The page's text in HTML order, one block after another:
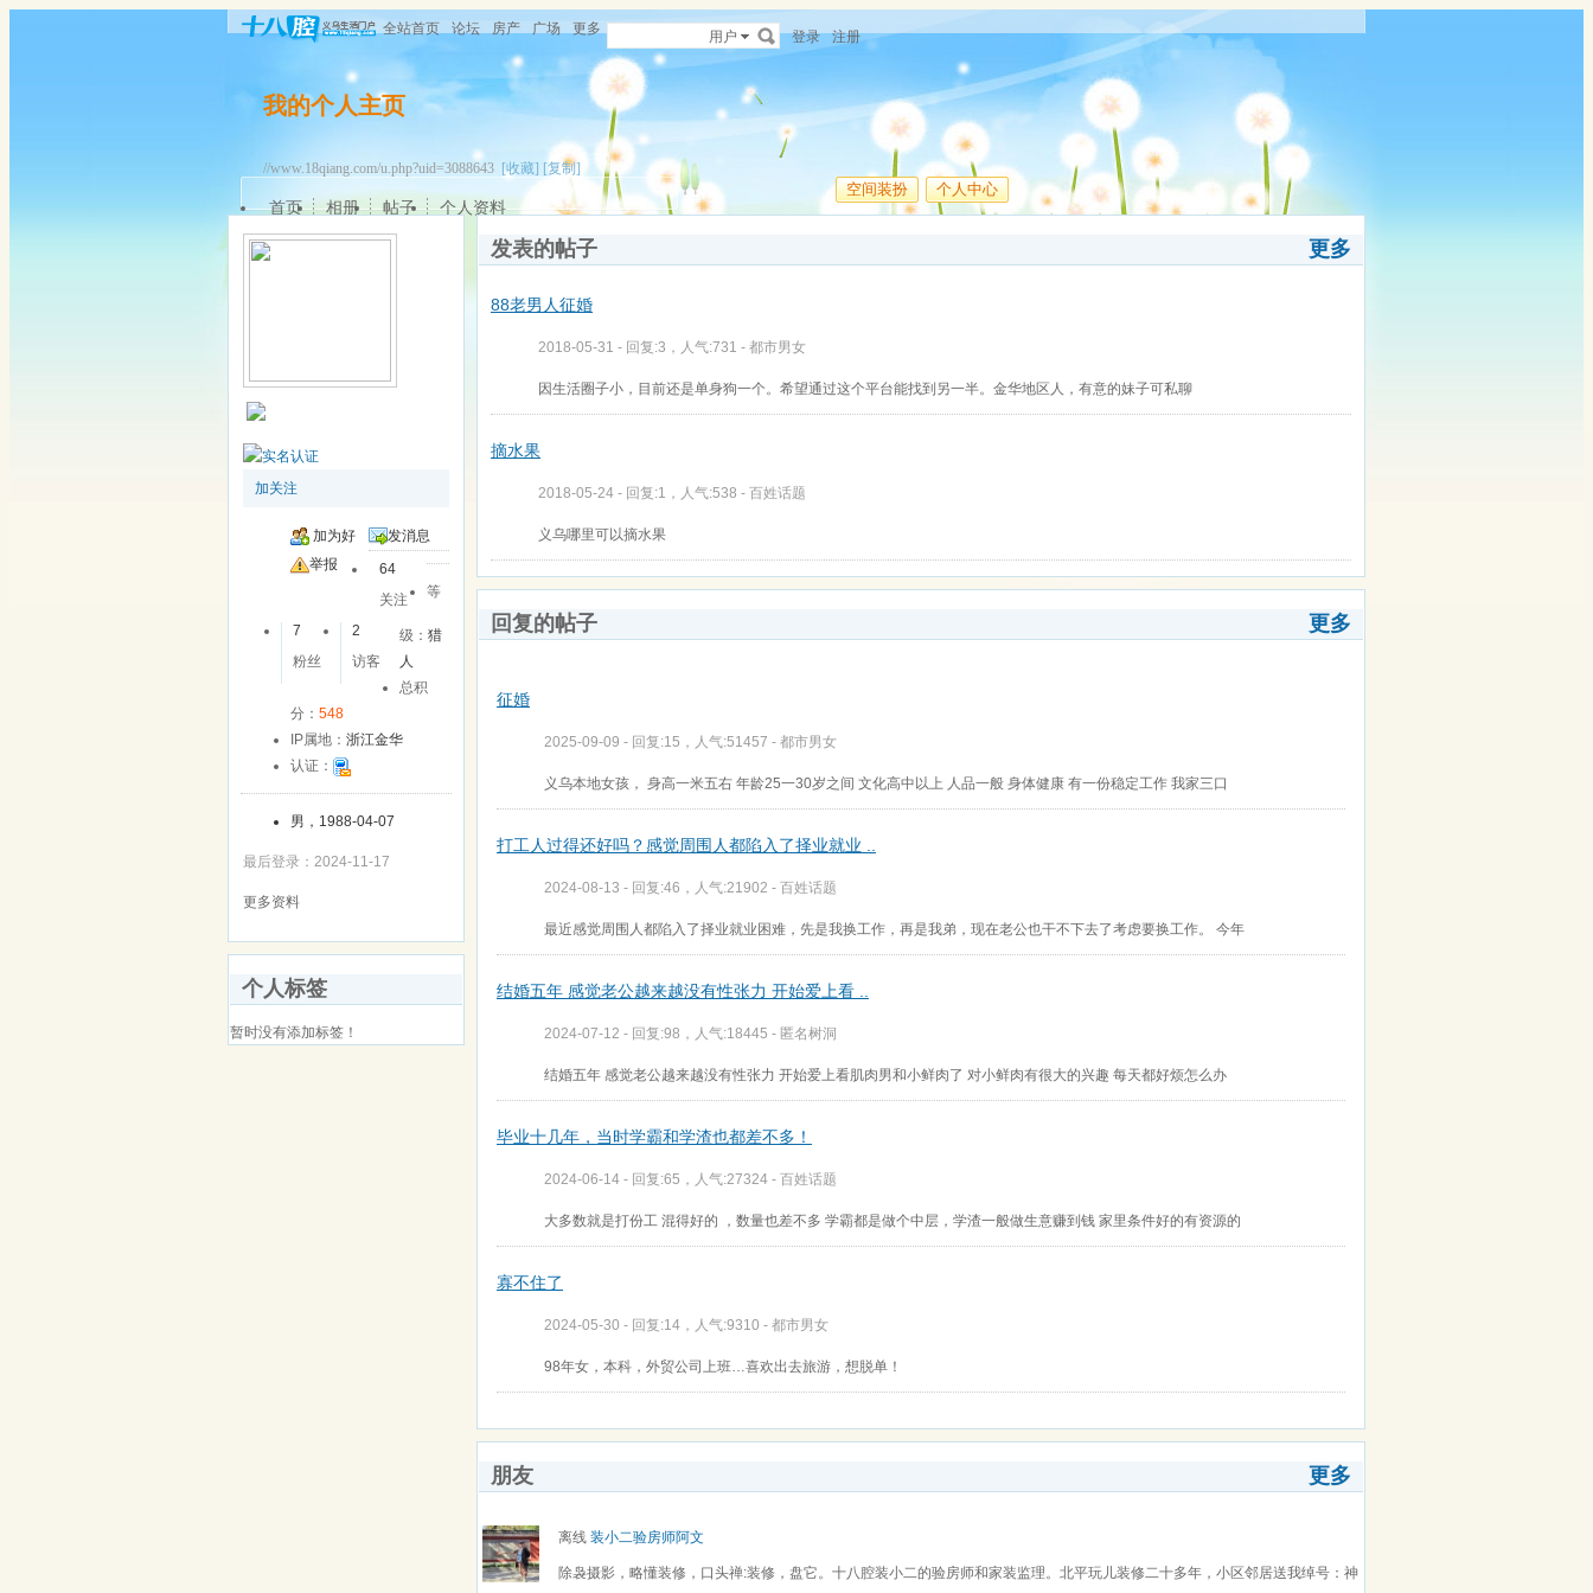
全站首页 论坛 房产 广场 更多 用户 登录 注册
我的个人主页
//www.18qiang.com/u.php?uid=3088643 [收藏] [复制]
空间装扮 个人中心
首页 相册 帖子 个人资料
加关注
加为好
友
发消息
举报
64
关注
7
粉丝
2
访客
等
级：猎
人
总积
分： 548
IP属地： 浙江金华
认证：
男，1988-04-07
最后登录：2024-11-17
更多资料
个人标签
暂时没有添加标签！
更多
发表的帖子
88老男人征婚
2018-05-31 - 回复:3，人气:731 - 都市男女
因生活圈子小，目前还是单身狗一个。希望通过这个平台能找到另一半。金华地区人，有意的妹子可私聊
摘水果
2018-05-24 - 回复:1，人气:538 - 百姓话题
义乌哪里可以摘水果
更多
回复的帖子
征婚
2025-09-09 - 回复:15，人气:51457 - 都市男女
义乌本地女孩， 身高一米五右 年龄25一30岁之间 文化高中以上 人品一般 身体健康 有一份稳定工作 我家三口
打工人过得还好吗？感觉周围人都陷入了择业就业 ..
2024-08-13 - 回复:46，人气:21902 - 百姓话题
最近感觉周围人都陷入了择业就业困难，先是我换工作，再是我弟，现在老公也干不下去了考虑要换工作。 今年
结婚五年 感觉老公越来越没有性张力 开始爱上看 ..
2024-07-12 - 回复:98，人气:18445 - 匿名树洞
结婚五年 感觉老公越来越没有性张力 开始爱上看肌肉男和小鲜肉了 对小鲜肉有很大的兴趣 每天都好烦怎么办
毕业十几年，当时学霸和学渣也都差不多！
2024-06-14 - 回复:65，人气:27324 - 百姓话题
大多数就是打份工 混得好的 ，数量也差不多 学霸都是做个中层，学渣一般做生意赚到钱 家里条件好的有资源的
寡不住了
2024-05-30 - 回复:14，人气:9310 - 都市男女
98年女，本科，外贸公司上班…喜欢出去旅游，想脱单！
更多
朋友
离线 装小二验房师阿文
除袅摄影，略懂装修，口头禅:装修，盘它。十八腔装小二的验房师和家装监理。北平玩儿装修二十多年，小区邻居送我绰号：神